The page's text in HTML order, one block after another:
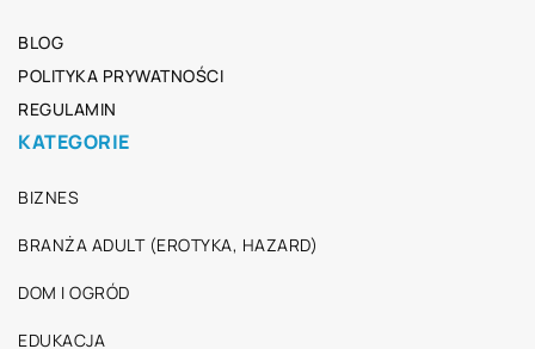
BLOG
POLITYKA PRYWATNOŚCI
REGULAMIN
KATEGORIE
BIZNES
BRANŻA ADULT (EROTYKA, HAZARD)
DOM I OGRÓD
EDUKACJA